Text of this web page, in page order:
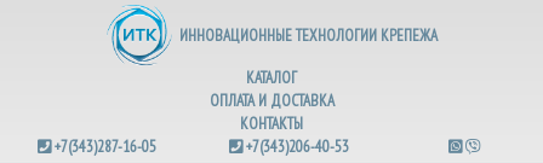
ИННОВАЦИОННЫЕ ТЕХНОЛОГИИ КРЕПЕЖА
КАТАЛОГ
ОПЛАТА И ДОСТАВКА
КОНТАКТЫ
+7(343)287-16-05
+7(343)206-40-53